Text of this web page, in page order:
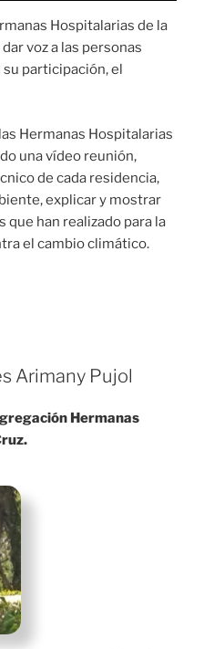
Hospitalarias de la
voz a las personas
participación, el
Hermanas Hospitalarias
una vídeo reunión,
de cada residencia,
explicar y mostrar
han realizado para la
el cambio climático.
Arimany Pujol
Hermanas